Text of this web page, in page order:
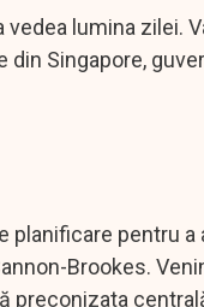
lumina zilei.
din Singapore,
planificare pentru
Brookes.
preconizata